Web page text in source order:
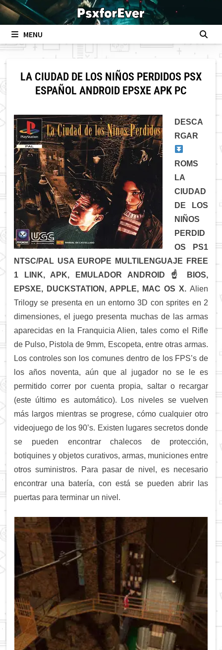
Skip
to
contentMENU
LA CIUDAD DE LOS NIÑOS PERDIDOS PSX
ESPAÑOL ANDROID EPSXE APK PC
DESCA
RGAR
ROMS
LA
CIUDAD
DE LOS
NIÑOS
PERDID
OS PS1
NTSC/PAL USA EUROPE MULTILENGUAJE FREE
1 LINK, APK, EMULADOR ANDROID ☝
BIOS,
EPSXE, DUCKSTATION, APPLE, MAC OS X.Alien
Trilogy se presenta en un entorno 3D con sprites en 2
dimensiones, el juego presenta muchas de las armas
aparecidas en la Franquicia Alien, tales como el Rifle
de Pulso, Pistola de 9mm, Escopeta, entre otras armas.
Los controles son los comunes dentro de los FPS’s de
los años noventa, aún que al jugador no se le es
permitido correr por cuenta propia, saltar o recargar
(este último es automático). Los niveles se vuelven
más largos mientras se progrese, cómo cualquier otro
videojuego de los 90’s. Existen lugares secretos donde
se pueden encontrar chalecos de protección,
botiquines y objetos curativos, armas, municiones entre
otros suministros. Para pasar de nivel, es necesario
encontrar una batería, con está se pueden abrir las
puertas para terminar un nivel.